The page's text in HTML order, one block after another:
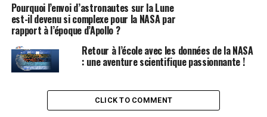
par un comité « d’ici le milieu ou la fin de la semaine
prochaine ». Un examen de la préparation au vol devrait
de la semaine suivante ». « Nous avons une certaine
flexibilité », a-t-il ajouté, tout en reconnaissant que tout
Problèmes techniques rencontrés
Pourquoi l’envoi d’astronautes sur la Lune
est-il devenu si complexe pour la NASA par
rapport à l’époque d’Apollo ?
Retour à l’école avec les données de la NASA
: une aventure scientifique passionnante !
CLICK TO COMMENT